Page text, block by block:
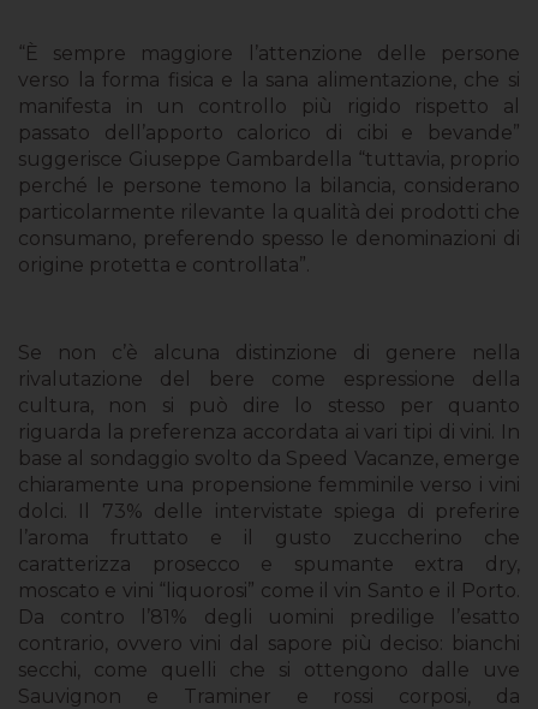
“È sempre maggiore l’attenzione delle persone
verso la forma fisica e la sana alimentazione, che si
manifesta in un controllo più rigido rispetto al
passato dell’apporto calorico di cibi e bevande”
suggerisce Giuseppe Gambardella “tuttavia, proprio
perché le persone temono la bilancia, considerano
particolarmente rilevante la qualità dei prodotti che
consumano, preferendo spesso le denominazioni di
origine protetta e controllata”.
Se non c’è alcuna distinzione di genere nella
rivalutazione del bere come espressione della
cultura, non si può dire lo stesso per quanto
riguarda la preferenza accordata ai vari tipi di vini. In
base al sondaggio svolto da Speed Vacanze, emerge
chiaramente una propensione femminile verso i vini
dolci. Il 73% delle intervistate spiega di preferire
l’aroma fruttato e il gusto zuccherino che
caratterizza prosecco e spumante extra dry,
moscato e vini “liquorosi” come il vin Santo e il Porto.
Da contro l’81% degli uomini predilige l’esatto
contrario, ovvero vini dal sapore più deciso: bianchi
secchi, come quelli che si ottengono dalle uve
Sauvignon e Traminer e rossi corposi, da